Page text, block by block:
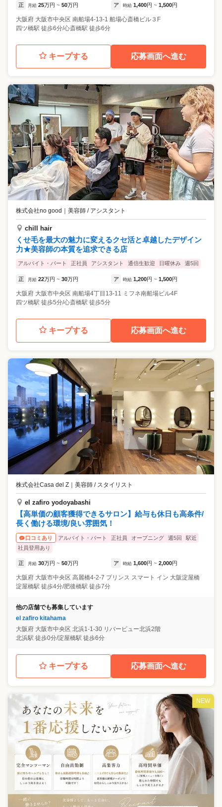
正 月給 25万円 ~ 50万円 ア 時給 1,400円 ~ 1,500円
大阪府 大阪市中央区 南船場4-13-1 船場心斎橋ビル３F
四ツ橋駅 徒歩6分/心斎橋駅 徒歩6分
キープする 応募画面へ進む
株式会社no good ｜ 美容師 / アシスタント
chill hair
くせ毛を最大の魅力に変えるクセ活と卓越したデザイン
力★美容師の本質を追求できる店
アルバイト・パート 正社員 アシスタント 通信生歓迎 日曜休み 週5回
正 月給 22万円 ~ 30万円 ア 時給 1,200円 ~ 1,500円
大阪府 大阪市中央区 南船場4丁目13-11 ミフネ南船場ビル4F
四ツ橋駅 徒歩5分/心斎橋駅 徒歩5分
キープする 応募画面へ進む
株式会社Casa del Z 美容師 / スタイリスト
el zafiro yodoyabashi
【高単価の顧客獲得できるサロン】給与も休日も高条件/
長く働ける環境/良い雰囲気！
口コミあり アルバイト・パート 正社員 オープニング 週5回
駅近
社員登用あり
正 月給 30万円 ~ 50万円 ア 時給 1,600円 ~ 2,000円
大阪府 大阪市中央区 高麗橋4-2-7 プリンス スマート イン 大阪淀屋橋
淀屋橋駅 徒歩4分/肥後橋駅 徒歩7分
他の店舗でも募集しています
el zafiro kitahama
大阪府 大阪市中央区 北浜1-1-30 リバービュー北浜2階
北浜駅 徒歩0分/淀屋橋駅 徒歩6分
キープする 応募画面へ進む
NEW